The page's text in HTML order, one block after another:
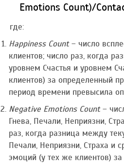
Emotions Count)/
где:
Happiness Count– число
клиентов; число раз, когда
уровнем Счастья и уровнем
клиентов) за определенный
период времени превысила
Negative Emotions Count–
Гнева, Печали, Неприязни,
раз, когда разница между
Печали, Неприязни, Страха и
эмоций (у тех же клиентов)